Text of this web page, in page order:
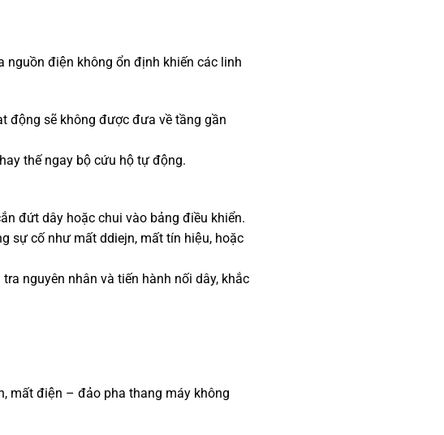
nguồn điện không ổn định khiến các linh
động sẽ không được đưa về tầng gần
thế ngay bộ cứu hộ tự động.
đứt dây hoặc chui vào bảng điều khiển.
sự cố như mất ddiejn, mất tín hiệu, hoặc
nguyên nhân và tiến hành nối dây, khắc
mất điện – đảo pha thang máy không